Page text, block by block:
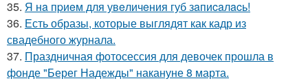
35. Я нa пpиeм для увeличeния губ зaпиcaлacь!
36. Есть образы, которые выглядят как кадр из
свадебного журнала.
37. Праздничная фотосессия для девочек прошла в
фонде "Берег Надежды" накануне 8 марта.